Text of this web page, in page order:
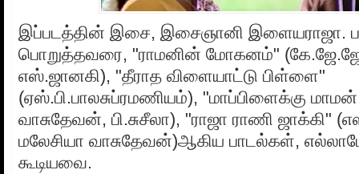
இப்படத்தின் இசை, இசைஞானி இளையராஜா.
பொறுத்தவரை, "ராமனின் மோகனம்"
எஸ்.ஜானகி), "தீராத விளையாட்டு பிள்ளை"
(ஏஸ்.பி.பாலசுப்ரமணியம்), "மாப்பிளைக்கு
வாசுதேவன், பி.சுசீலா), "ராஜா ராணி ஜாக்கி"
மலேசியா வாசுதேவன்)ஆகிய பாடல்கள்,
கூடியவை.